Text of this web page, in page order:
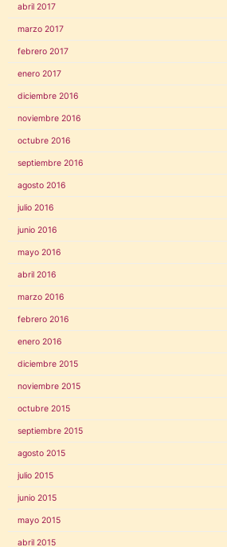
abril 2017
marzo 2017
febrero 2017
enero 2017
diciembre 2016
noviembre 2016
octubre 2016
septiembre 2016
agosto 2016
julio 2016
junio 2016
mayo 2016
abril 2016
marzo 2016
febrero 2016
enero 2016
diciembre 2015
noviembre 2015
octubre 2015
septiembre 2015
agosto 2015
julio 2015
junio 2015
mayo 2015
abril 2015